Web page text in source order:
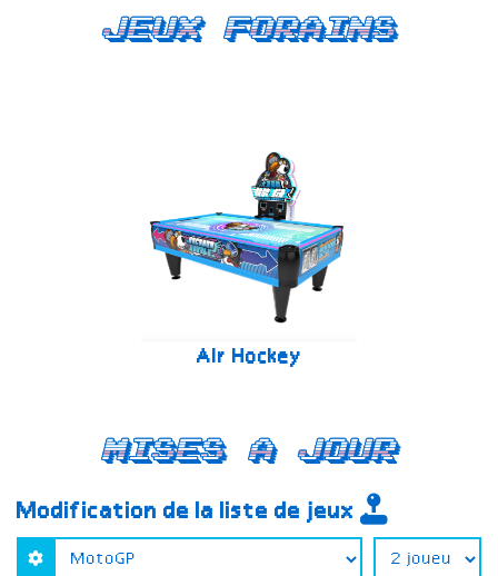
Jeux forains
Air Hockey
Mises a jour
Modification de la liste de jeux